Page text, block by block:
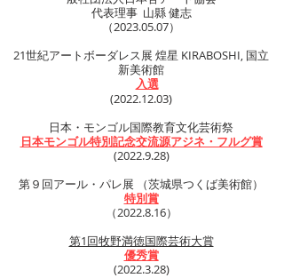
代表理事 山縣 健志
（2023.05.07）
21世紀アートボーダレス展 煌星 KIRABOSHI, 国立
新美術館
入選
(2022.12.03)
日本・モンゴル国際教育文化芸術祭
日本モンゴル特別記念交流源アジネ・フルグ賞
(2022.9.28)
第９回アール・パレ展 （茨城県つくば美術館）
特別賞
（2022.8.16）
第1回牧野満徳国際芸術大賞
優秀賞
(2022.3.28)